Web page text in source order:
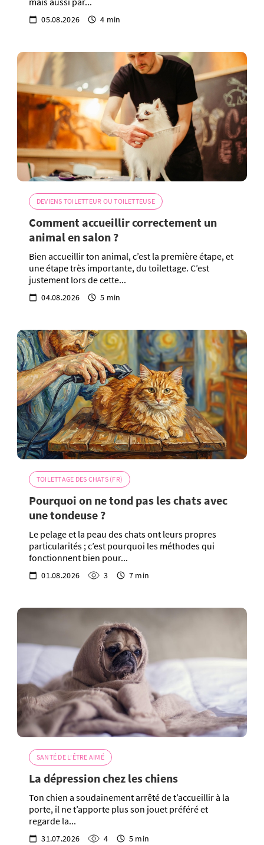
05.08.2026 4 min
DEVIENS TOILETTEUR OU TOILETTEUSE
Comment accueillir correctement un
animal en salon ?
Bien accueillir ton animal, c’est la première étape, et
une étape très importante, du toilettage. C’est
justement lors de cette...
04.08.2026 5 min
TOILETTAGE DES CHATS (FR)
Pourquoi on ne tond pas les chats avec
une tondeuse ?
Le pelage et la peau des chats ont leurs propres
particularités ; c’est pourquoi les méthodes qui
fonctionnent bien pour...
01.08.2026 3 7 min
SANTÉ DE L'ÊTRE AIMÉ
La dépression chez les chiens
Ton chien a soudainement arrêté de t’accueillir à la
porte, il ne t’apporte plus son jouet préféré et
regarde la...
31.07.2026 4 5 min